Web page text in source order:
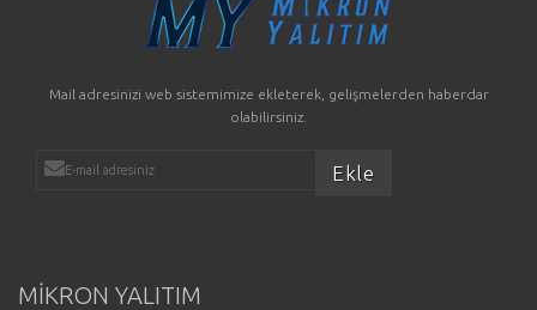
Mail adresinizi web sistemimize ekleterek, gelişmelerden haberdar
olabilirsiniz.
MİKRON YALITIM